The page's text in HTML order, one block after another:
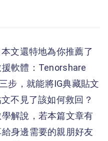
文還特地為你推薦了
軟體：Tenorshare
步，就能將IG典藏貼文
不見了該如何救回？
解說，若本篇文章有
身邊需要的親朋好友